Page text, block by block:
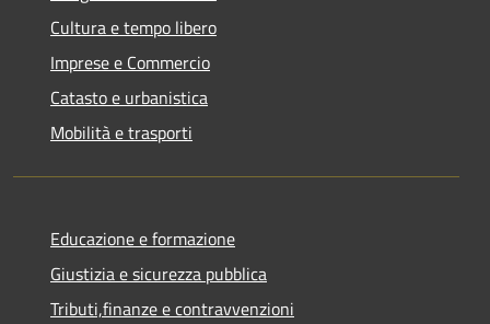
Cultura e tempo libero
Imprese e Commercio
Catasto e urbanistica
Mobilità e trasporti
Educazione e formazione
Giustizia e sicurezza pubblica
Tributi,finanze e contravvenzioni